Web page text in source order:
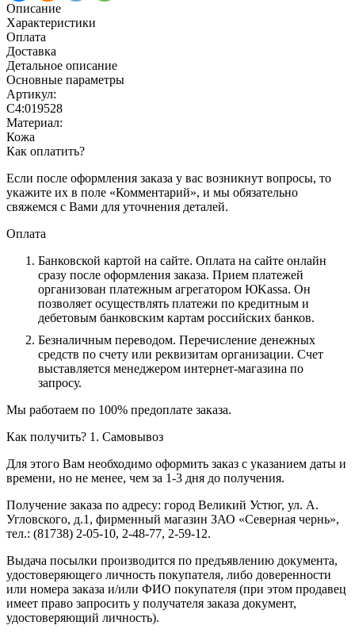
Описание
Характеристики
Оплата
Доставка
Детальное описание
Основные параметры
Артикул:
С4:019528
Материал:
Кожа
Как оплатить?
Если после оформления заказа у вас возникнут вопросы, то
укажите их в поле «Комментарий», и мы обязательно
свяжемся с Вами для уточнения деталей.
Оплата
Банковской картой на сайте. Оплата на сайте онлайн
сразу после оформления заказа. Прием платежей
организован платежным агрегатором ЮKassa. Он
позволяет осуществлять платежи по кредитным и
дебетовым банковским картам российских банков.
Безналичным переводом. Перечисление денежных
средств по счету или реквизитам организации. Счет
выставляется менеджером интернет-магазина по
запросу.
Мы работаем по 100% предоплате заказа.
Как получить? 1. Самовывоз
Для этого Вам необходимо оформить заказ с указанием даты и
времени, но не менее, чем за 1-3 дня до получения.
Получение заказа по адресу: город Великий Устюг, ул. А.
Угловского, д.1, фирменный магазин ЗАО «Северная чернь»,
тел.: (81738) 2-05-10, 2-48-77, 2-59-12.
Выдача посылки производится по предъявлению документа,
удостоверяющего личность покупателя, либо доверенности
или номера заказа и/или ФИО покупателя (при этом продавец
имеет право запросить у получателя заказа документ,
удостоверяющий личность).